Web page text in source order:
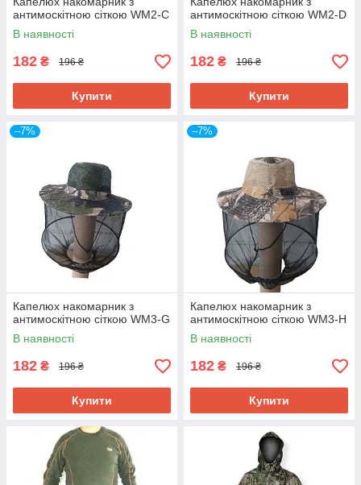
антимоскітною сіткою WM2-C
В наявності
182 ₴ 196 ₴
Купити
антимоскітною сіткою WM2-D
В наявності
182 ₴ 196 ₴
Купити
–7%
Капелюх накомарник з
антимоскітною сіткою WM3-G
В наявності
182 ₴ 196 ₴
Купити
–7%
Капелюх накомарник з
антимоскітною сіткою WM3-H
В наявності
182 ₴ 196 ₴
Купити